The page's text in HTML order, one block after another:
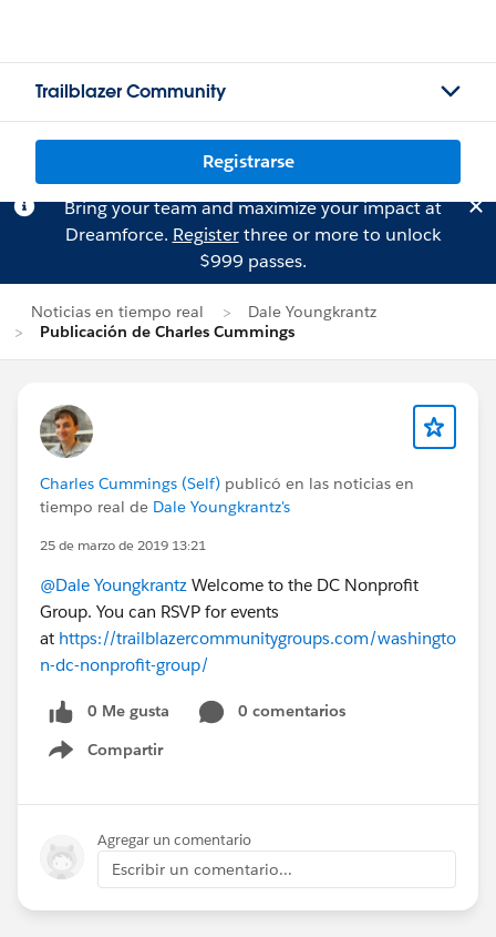
Trailblazer Community
Registrarse
Bring your team and maximize your impact at
Dreamforce. Registerthree or more to unlock
$999 passes.
Noticias en tiempo real
Dale Youngkrantz
Publicación de Charles Cummings
Charles Cummings (Self) publicó en las noticias en
tiempo real de Dale Youngkrantz's
25 de marzo de 2019 13:21
@Dale Youngkrantz Welcome to the DC Nonprofit
Group. You can RSVP for events
at https://trailblazercommunitygroups.com/washingto
n-dc-nonprofit-group/
0 Me gusta
0 comentarios
Compartir
Show menu
Agregar un comentario
Escribir un comentario...